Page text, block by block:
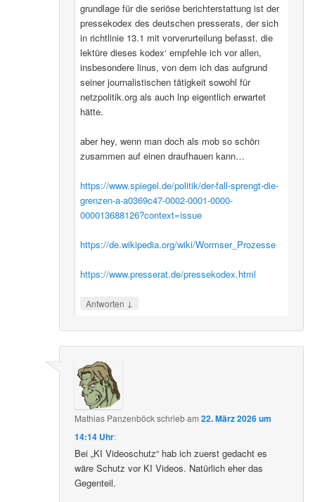
grundlage für die seriöse berichterstattung ist der
pressekodex des deutschen presserats, der sich
in richtlinie 13.1 mit vorverurteilung befasst. die
lektüre dieses kodex‘ empfehle ich vor allen,
insbesondere linus, von dem ich das aufgrund
seiner journalistischen tätigkeit sowohl für
netzpolitik.org als auch lnp eigentlich erwartet
hätte.
aber hey, wenn man doch als mob so schön
zusammen auf einen draufhauen kann…
https://www.spiegel.de/politik/der-fall-sprengt-die-
grenzen-a-a0369c47-0002-0001-0000-
000013688126?context=issue
https://de.wikipedia.org/wiki/Wormser_Prozesse
https://www.presserat.de/pressekodex.html
Antworten ↓
Mathias Panzenböckschriebam22. März 2026 um
14:14 Uhr:
Bei „KI Videoschutz“ hab ich zuerst gedacht es
wäre Schutz vor KI Videos. Natürlich eher das
Gegenteil.